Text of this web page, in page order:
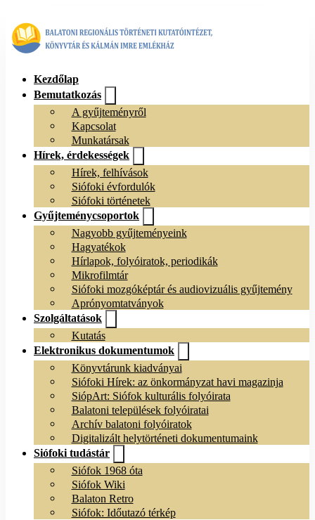
Kezdőlap
Bemutatkozás
A gyűjteményről
Kapcsolat
Munkatársak
Hírek, érdekességek
Hírek, felhívások
Siófoki évfordulók
Siófoki történetek
Gyűjteménycsoportok
Nagyobb gyűjteményeink
Hagyatékok
Hírlapok, folyóiratok, periodikák
Mikrofilmtár
Siófoki mozgóképtár és audiovizuális gyűjtemény
Aprónyomtatványok
Szolgáltatások
Kutatás
Elektronikus dokumentumok
Könyvtárunk kiadványai
Siófoki Hírek: az önkormányzat havi magazinja
SiópArt: Siófok kulturális folyóirata
Balatoni települések folyóiratai
Archív balatoni folyóiratok
Digitalizált helytörténeti dokumentumaink
Siófoki tudástár
Siófok 1968 óta
Siófok Wiki
Balaton Retro
Siófok: Időutazó térkép